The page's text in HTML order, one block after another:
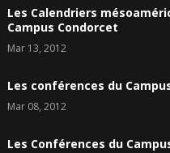
Les Calendriers
Campus Condorcet
Mar 13, 2012
Les conférences du
Mar 08, 2012
Les Conférences du